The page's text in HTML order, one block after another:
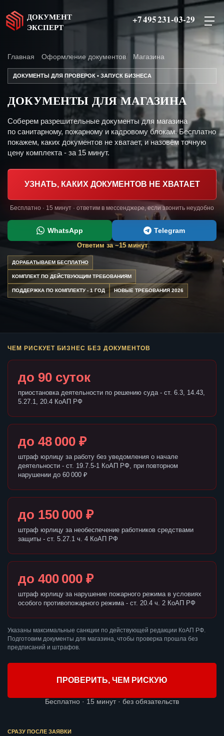
ДОКУМЕНТ
ЭКСПЕРТ
+7 495 231-03-29
Главная Оформление документов Магазина
ДОКУМЕНТЫ ДЛЯ ПРОВЕРОК • ЗАПУСК БИЗНЕСА
ДОКУМЕНТЫ ДЛЯ МАГАЗИНА
Соберем разрешительные документы для магазина
по санитарному, пожарному и кадровому блокам. Бесплатно
покажем, каких документов не хватает, и назовём точную
цену комплекта - за 15 минут.
УЗНАТЬ, КАКИХ ДОКУМЕНТОВ НЕ ХВАТАЕТ
Бесплатно · 15 минут · ответим в мессенджере, если звонить неудобно
WhatsApp Telegram
Ответим за ~15 минут
ДОРАБАТЫВАЕМ БЕСПЛАТНО
КОМПЛЕКТ ПО ДЕЙСТВУЮЩИМ ТРЕБОВАНИЯМ
ПОДДЕРЖКА ПО КОМПЛЕКТУ - 1 ГОД НОВЫЕ ТРЕБОВАНИЯ 2026
ЧЕМ РИСКУЕТ БИЗНЕС БЕЗ ДОКУМЕНТОВ
до 90 суток
приостановка деятельности по решению суда - ст. 6.3, 14.43,
5.27.1, 20.4 КоАП РФ
до 48 000 ₽
штраф юрлицу за работу без уведомления о начале
деятельности - ст. 19.7.5-1 КоАП РФ, при повторном
нарушении до 60 000 ₽
до 150 000 ₽
штраф юрлицу за необеспечение работников средствами
защиты - ст. 5.27.1 ч. 4 КоАП РФ
до 400 000 ₽
штраф юрлицу за нарушение пожарного режима в условиях
особого противопожарного режима - ст. 20.4 ч. 2 КоАП РФ
Указаны максимальные санкции по действующей редакции КоАП РФ.
Подготовим документы для магазина, чтобы проверка прошла без
предписаний и штрафов.
ПРОВЕРИТЬ, ЧЕМ РИСКУЮ
Бесплатно · 15 минут · без обязательств
СРАЗУ ПОСЛЕ ЗАЯВКИ